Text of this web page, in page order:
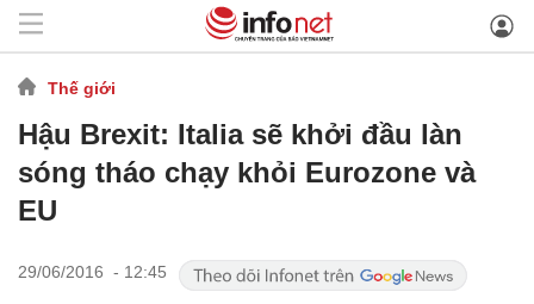
Thế giới
Hậu Brexit: Italia sẽ khởi đầu làn
sóng tháo chạy khỏi Eurozone và
EU
29/06/2016 - 12:45